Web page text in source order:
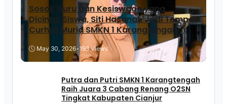
Sosok Guru dan Kesiswaan yang
Dicintai Siswa, Siti Hasanah Jadi Tempat
Curhat Murid SMKN 1 Karangtengah
May 30, 2026•193 Views
Putra dan Putri SMKN 1 Karangtengah
Raih Juara 3 Cabang Renang O2SN
Tingkat Kabupaten Cianjur